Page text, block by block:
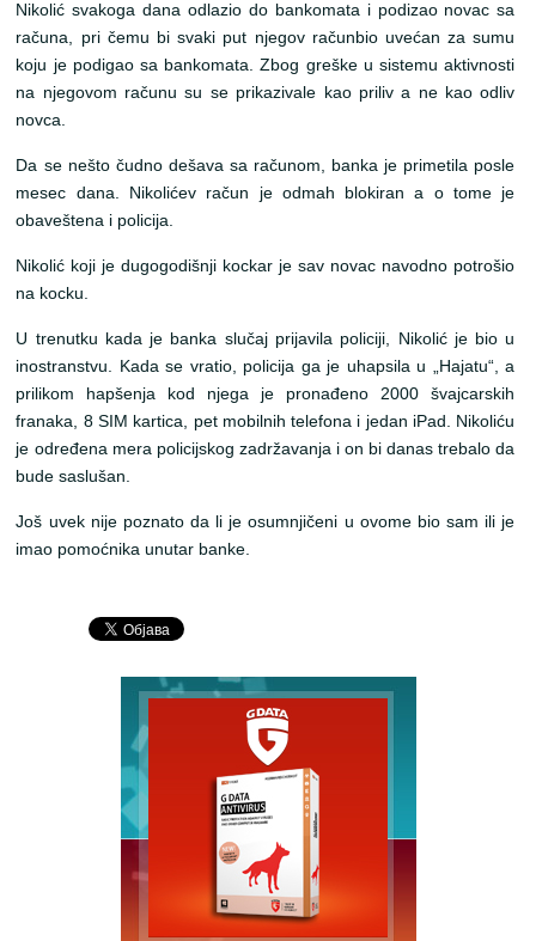
Nikolić svakoga dana odlazio do bankomata i podizao novac sa
računa, pri čemu bi svaki put njegov računbio uvećan za sumu
koju je podigao sa bankomata. Zbog greške u sistemu aktivnosti
na njegovom računu su se prikazivale kao priliv a ne kao odliv
novca.
Da se nešto čudno dešava sa računom, banka je primetila posle
mesec dana. Nikolićev račun je odmah blokiran a o tome je
obaveštena i policija.
Nikolić koji je dugogodišnji kockar je sav novac navodno potrošio
na kocku.
U trenutku kada je banka slučaj prijavila policiji, Nikolić je bio u
inostranstvu. Kada se vratio, policija ga je uhapsila u „Hajatu“, a
prilikom hapšenja kod njega je pronađeno 2000 švajcarskih
franaka, 8 SIM kartica, pet mobilnih telefona i jedan iPad. Nikoliću
je određena mera policijskog zadržavanja i on bi danas trebalo da
bude saslušan.
Još uvek nije poznato da li je osumnjičeni u ovome bio sam ili je
imao pomoćnika unutar banke.